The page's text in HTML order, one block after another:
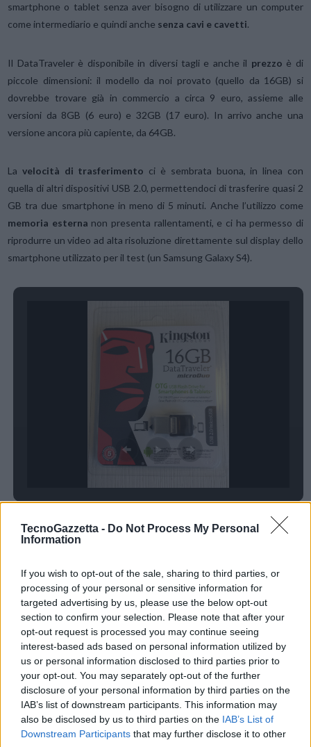
TecnoGazzetta - Do Not Process My Personal
Information
If you wish to opt-out of the sale, sharing to third parties, or
processing of your personal or sensitive information for
targeted advertising by us, please use the below opt-out
section to confirm your selection. Please note that after your
opt-out request is processed you may continue seeing
interest-based ads based on personal information utilized by
us or personal information disclosed to third parties prior to
your opt-out. You may separately opt-out of the further
disclosure of your personal information by third parties on the
IAB’s list of downstream participants. This information may
also be disclosed by us to third parties on the IAB’s List of
Downstream Participants that may further disclose it to other
smartphone o tablet senza aver bisogno di utilizzare un computer
come intermediario e quindi anche senza cavi e cavetti.
Il DataTraveler è disponibile in diversi tagli e anche il prezzo è di
piccole dimensioni: il modello da noi provato (quello da 16GB) si
dovrebbe trovare già in commercio a circa 9 euro, assieme alle
versioni da 8GB (6 euro) e 32GB (17 euro). In arrivo anche una
versione ancora più capiente, da 64GB.
La velocità di trasferimento ci è sembrata buona, in linea con
quella di altri dispositivi USB 2.0, permettendoci di trasferire quasi 2
GB tra due smartphone in meno di 5 minuti. Anche l’utilizzo come
memoria esterna non presenta rallentamenti, e ci ha permesso di
riprodurre un video ad alta risoluzione direttamente sul display dello
smartphone utilizzato per il test (un Samsung Galaxy S4).
La qualità costruttiva del device è molto buona, e ci ha dato una
impressione di solidità e robustezza. Anche se a prima vista la
invece resistente all’utilizzo in mobilità.
Queste le caratteristiche e specifiche tecniche :
USB OTG (On-The-Go): standard che consente di collegare
cellulari/tablet con porte microUSB, consentendo la connettività
a dispositivi USB come Kingston DT microDuo
2-in-1: microUSB e connettori USB 2.0 per il trasferimento di file
tra smartphone, tablet e computer
Plug-and-Play: è sufficiente collegare allo stesso modo dei drive